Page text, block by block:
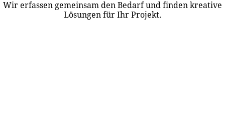
Wir erfassen gemeinsam den Bedarf und finden kreative
Lösungen für Ihr Projekt.